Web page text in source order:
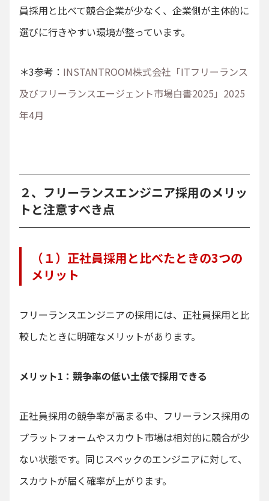
員採用と比べて競合企業が少なく、企業側が主体的に
選びに行きやすい環境が整っています。
＊3参考： INSTANTROOM株式会社「ITフリーランス
及びフリーランスエージェント市場白書2025」2025
年4月
２、フリーランスエンジニア採用のメリッ
トと注意すべき点
（１）正社員採用と比べたときの3つの
メリット
フリーランスエンジニアの採用には、正社員採用と比
較したときに明確なメリットがあります。
メリット1：競争率の低い土俵で採用できる
正社員採用の競争率が高まる中、フリーランス採用の
プラットフォームやスカウト市場は相対的に競合が少
ない状態です。同じスペックのエンジニアに対して、
スカウトが届く確率が上がります。